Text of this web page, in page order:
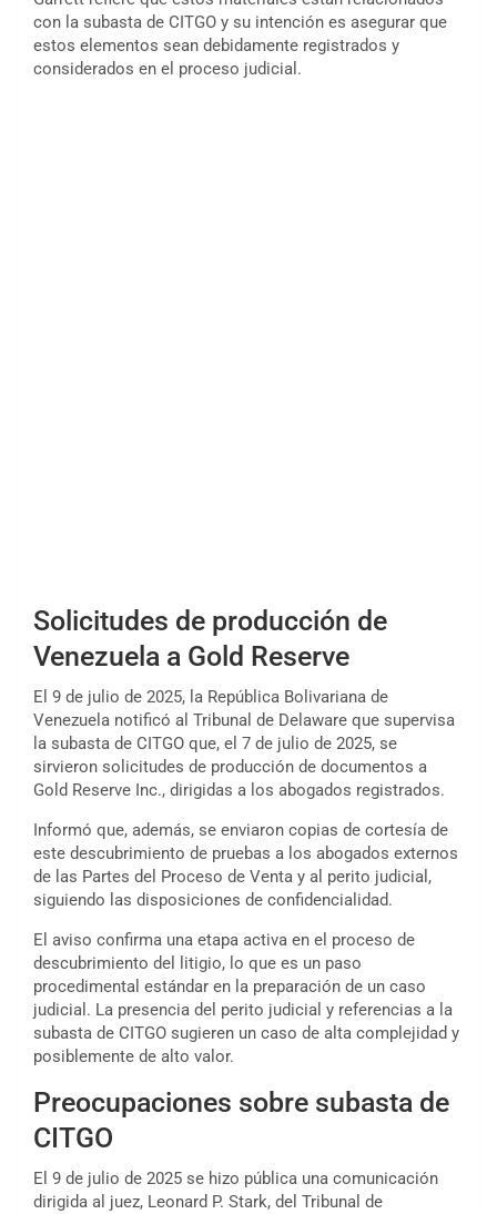
con la subasta de CITGO y su intención es asegurar que
estos elementos sean debidamente registrados y
considerados en el proceso judicial.
Solicitudes de producción de
Venezuela a Gold Reserve
El 9 de julio de 2025, la República Bolivariana de
Venezuela notificó al Tribunal de Delaware que supervisa
la subasta de CITGO que, el 7 de julio de 2025, se
sirvieron solicitudes de producción de documentos a
Gold Reserve Inc., dirigidas a los abogados registrados.
Informó que, además, se enviaron copias de cortesía de
este descubrimiento de pruebas a los abogados externos
de las Partes del Proceso de Venta y al perito judicial,
siguiendo las disposiciones de confidencialidad.
El aviso confirma una etapa activa en el proceso de
descubrimiento del litigio, lo que es un paso
procedimental estándar en la preparación de un caso
judicial. La presencia del perito judicial y referencias a la
subasta de CITGO sugieren un caso de alta complejidad y
posiblemente de alto valor.
Preocupaciones sobre subasta de
CITGO
El 9 de julio de 2025 se hizo pública una comunicación
dirigida al juez, Leonard P. Stark, del Tribunal de